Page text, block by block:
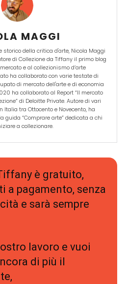
MAGGI
della critica d'arte, Nicola Maggi
di Collezione da Tiffany il primo blog
e al collezionismo d’arte
ha collaborato con varie testate di
di mercato dell'arte e di economia
ha collaborato al Report “Il mercato
di Deloitte Private. Autore di vari
Italia tra Ottocento e Novecento, ha
guida “Comprare arte” dedicata a chi
a collezionare.
è gratuito,
a pagamento, senza
e sarà sempre
lavoro e vuoi
di più il